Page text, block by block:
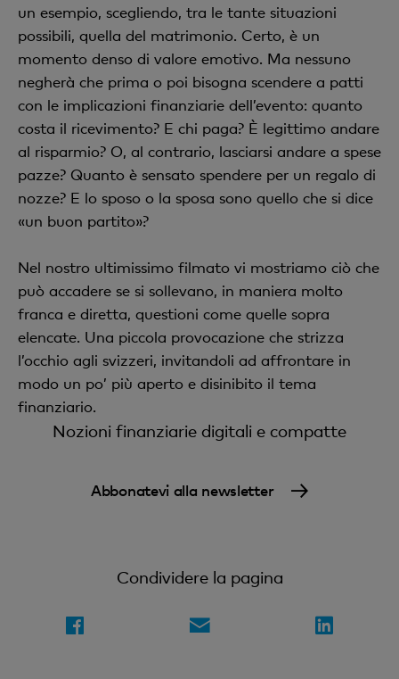
un esempio, scegliendo, tra le tante situazioni
possibili, quella del matrimonio. Certo, è un
momento denso di valore emotivo. Ma nessuno
negherà che prima o poi bisogna scendere a patti
con le implicazioni finanziarie dell’evento: quanto
costa il ricevimento? E chi paga? È legittimo andare
al risparmio? O, al contrario, lasciarsi andare a spese
pazze? Quanto è sensato spendere per un regalo di
nozze? E lo sposo o la sposa sono quello che si dice
«un buon partito»?
Nel nostro ultimissimo filmato vi mostriamo ciò che
può accadere se si sollevano, in maniera molto
franca e diretta, questioni come quelle sopra
elencate. Una piccola provocazione che strizza
l’occhio agli svizzeri, invitandoli ad affrontare in
modo un po’ più aperto e disinibito il tema
finanziario.
Nozioni finanziarie digitali e compatte
Abbonatevi alla newsletter
Condividere la pagina